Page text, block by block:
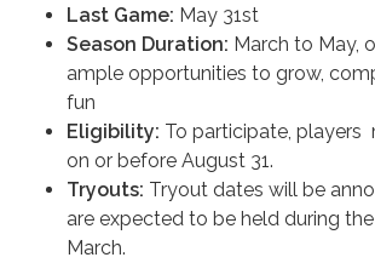
Last Game: May 31st
Season Duration: March to May,
ample opportunities to grow,
fun
Eligibility: To participate, players
on or before August 31.
Tryouts: Tryout dates will be
are expected to be held during
March.